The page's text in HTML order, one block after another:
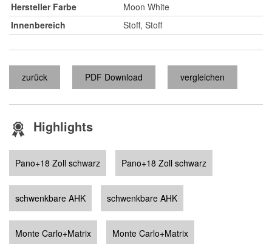
Hersteller Farbe
Moon White
Innenbereich
Stoff, Stoff
zurück PDF Download vergleichen
Highlights
Pano+18 Zoll schwarz Pano+18 Zoll schwarz
schwenkbare AHK schwenkbare AHK
Monte Carlo+Matrix Monte Carlo+Matrix